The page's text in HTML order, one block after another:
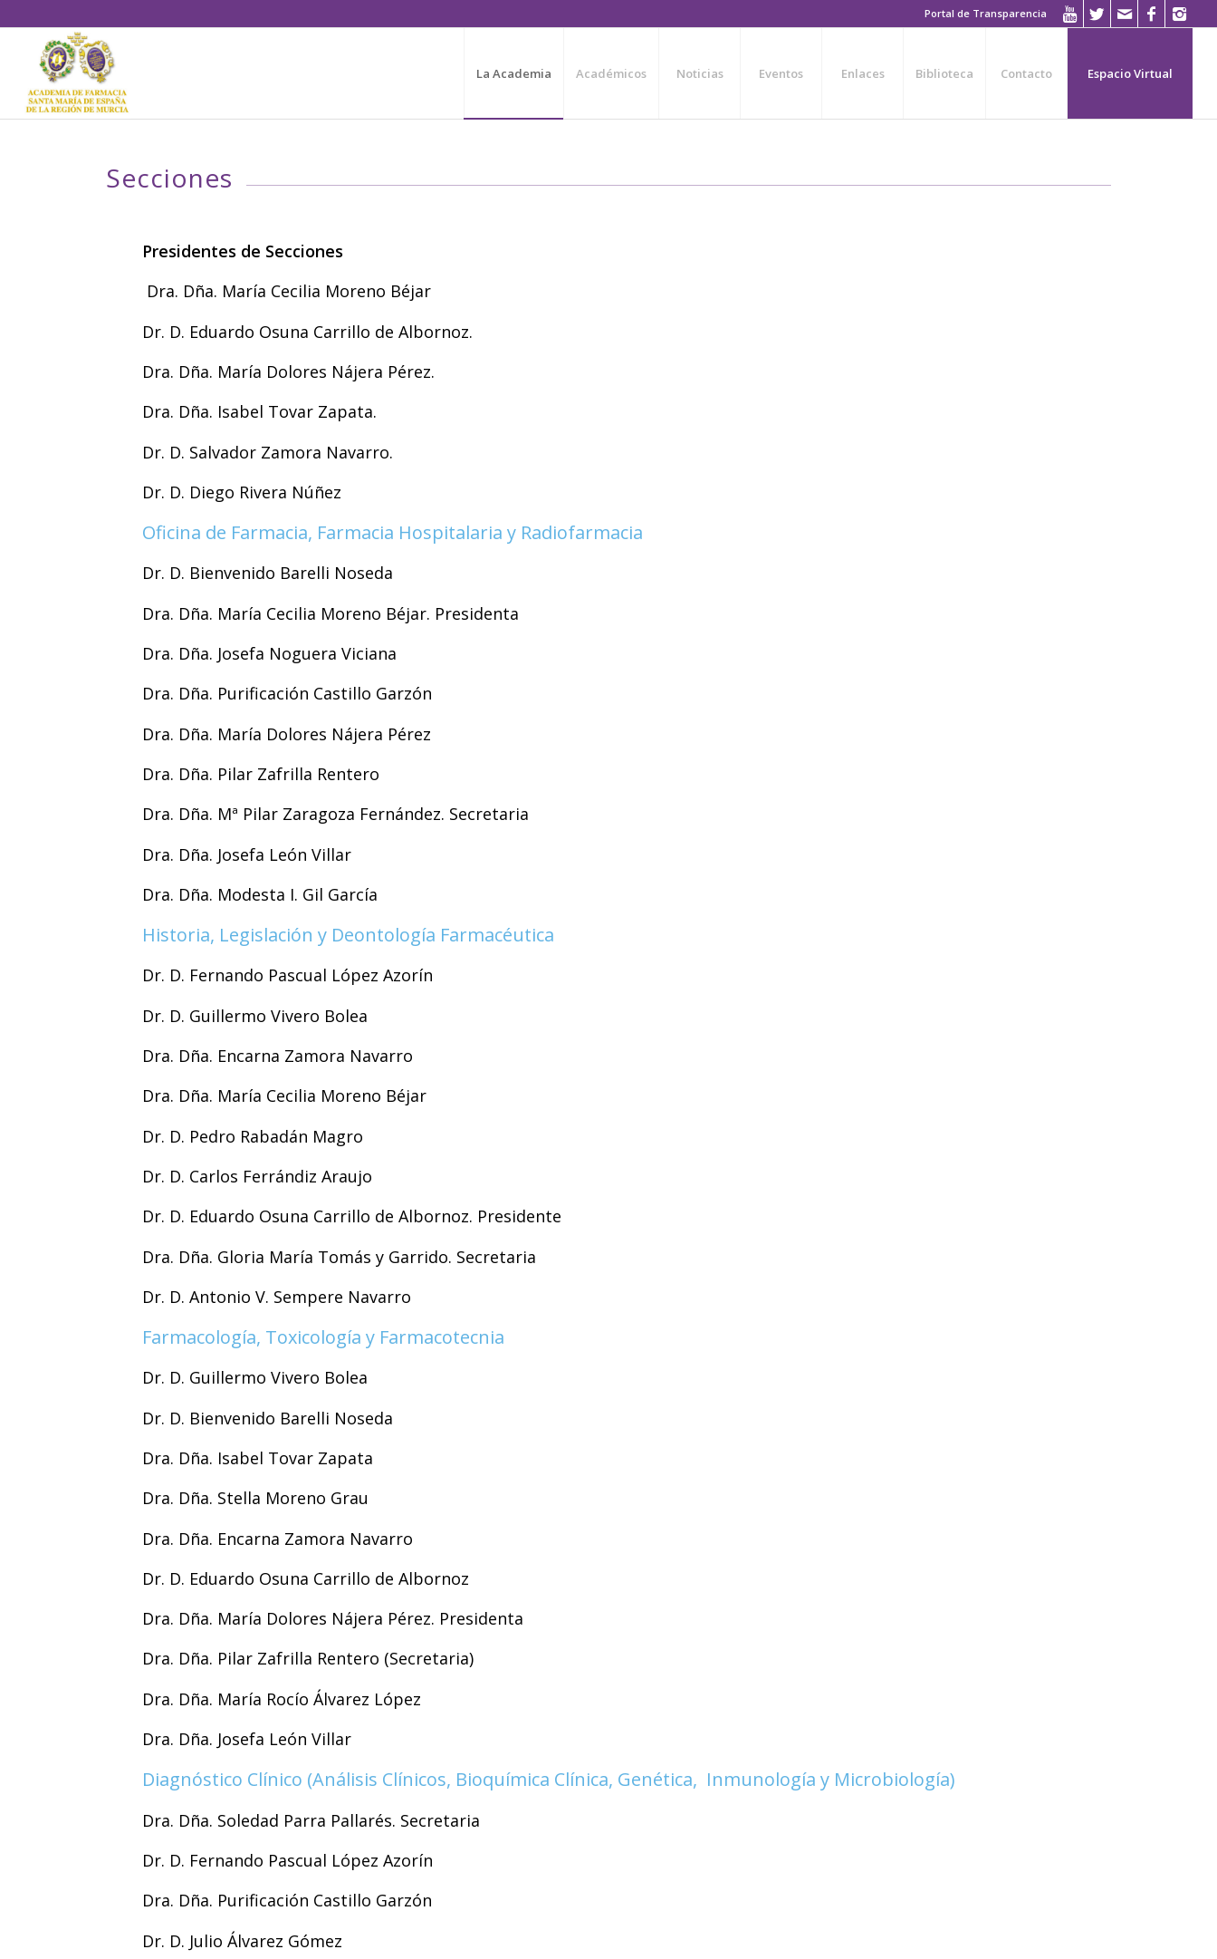
Portal de Transparencia
La Academia Académicos Noticias Eventos Enlaces Biblioteca Contacto Espacio Virtual
Secciones
Presidentes de Secciones
Dra. Dña. María Cecilia Moreno Béjar
Dr. D. Eduardo Osuna Carrillo de Albornoz.
Dra. Dña. María Dolores Nájera Pérez.
Dra. Dña. Isabel Tovar Zapata.
Dr. D. Salvador Zamora Navarro.
Dr. D. Diego Rivera Núñez
Oficina de Farmacia, Farmacia Hospitalaria y Radiofarmacia
Dr. D. Bienvenido Barelli Noseda
Dra. Dña. María Cecilia Moreno Béjar. Presidenta
Dra. Dña. Josefa Noguera Viciana
Dra. Dña. Purificación Castillo Garzón
Dra. Dña. María Dolores Nájera Pérez
Dra. Dña. Pilar Zafrilla Rentero
Dra. Dña. Mª Pilar Zaragoza Fernández. Secretaria
Dra. Dña. Josefa León Villar
Dra. Dña. Modesta I. Gil García
Historia, Legislación y Deontología Farmacéutica
Dr. D. Fernando Pascual López Azorín
Dr. D. Guillermo Vivero Bolea
Dra. Dña. Encarna Zamora Navarro
Dra. Dña. María Cecilia Moreno Béjar
Dr. D. Pedro Rabadán Magro
Dr. D. Carlos Ferrándiz Araujo
Dr. D. Eduardo Osuna Carrillo de Albornoz. Presidente
Dra. Dña. Gloria María Tomás y Garrido. Secretaria
Dr. D. Antonio V. Sempere Navarro
Farmacología, Toxicología y Farmacotecnia
Dr. D. Guillermo Vivero Bolea
Dr. D. Bienvenido Barelli Noseda
Dra. Dña. Isabel Tovar Zapata
Dra. Dña. Stella Moreno Grau
Dra. Dña. Encarna Zamora Navarro
Dr. D. Eduardo Osuna Carrillo de Albornoz
Dra. Dña. María Dolores Nájera Pérez. Presidenta
Dra. Dña. Pilar Zafrilla Rentero (Secretaria)
Dra. Dña. María Rocío Álvarez López
Dra. Dña. Josefa León Villar
Diagnóstico Clínico (Análisis Clínicos, Bioquímica Clínica, Genética, Inmunología y Microbiología)
Dra. Dña. Soledad Parra Pallarés. Secretaria
Dr. D. Fernando Pascual López Azorín
Dra. Dña. Purificación Castillo Garzón
Dr. D. Julio Álvarez Gómez